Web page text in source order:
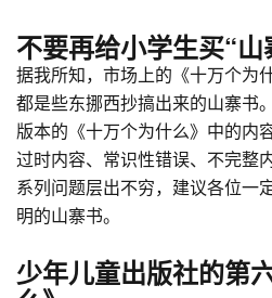
不要再给小学生买“山
据我所知，市场上的《十万个为
都是些东挪西抄搞出来的山寨书
版本的《十万个为什么》中的内
过时内容、常识性错误、不完整
系列问题层出不穷，建议各位一
明的山寨书。
少年儿童出版社的第